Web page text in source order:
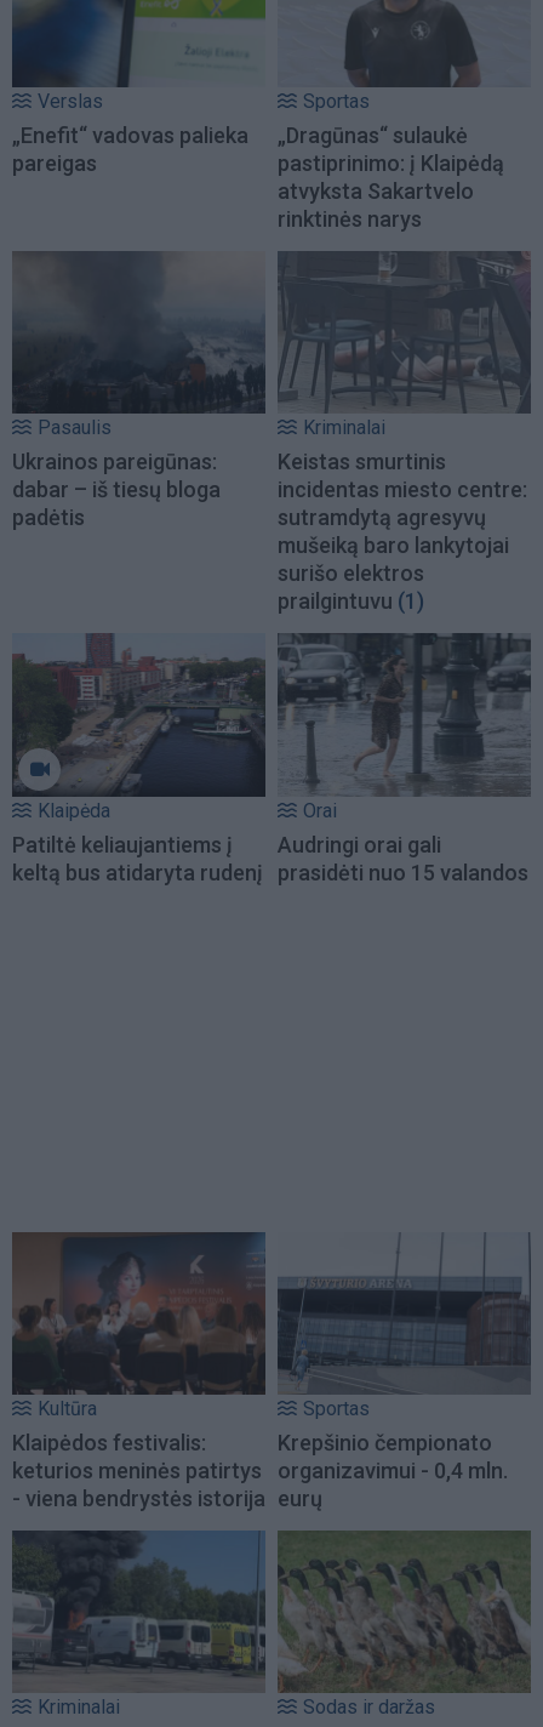
Verslas
„Enefit“ vadovas palieka
pareigas
Sportas
„Dragūnas“ sulaukė
pastiprinimo: į Klaipėdą
atvyksta Sakartvelo
rinktinės narys
Pasaulis
Ukrainos pareigūnas:
dabar – iš tiesų bloga
padėtis
Kriminalai
Keistas smurtinis
incidentas miesto centre:
sutramdytą agresyvų
mušeiką baro lankytojai
surišo elektros
prailgintuvu (1)
Klaipėda
Patiltė keliaujantiems į
keltą bus atidaryta rudenį
Orai
Audringi orai gali
prasidėti nuo 15 valandos
Kultūra
Klaipėdos festivalis:
keturios meninės patirtys
- viena bendrystės istorija
Sportas
Krepšinio čempionato
organizavimui - 0,4 mln.
eurų
Kriminalai Sodas ir daržas